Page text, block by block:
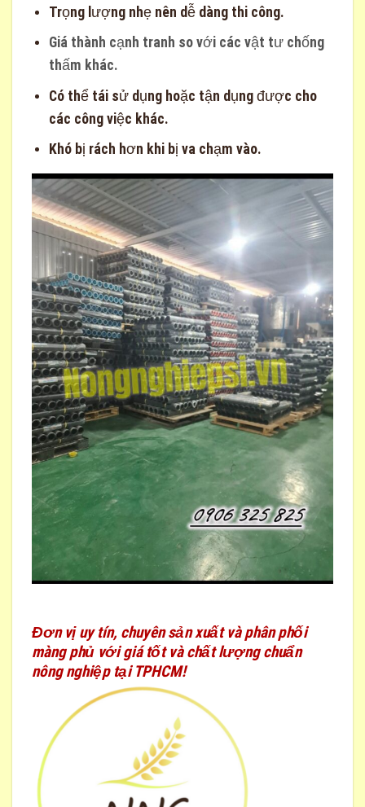
Trọng lượng nhẹ nên dễ dàng thi công.
Giá thành cạnh tranh so với các vật tư chống
thấm khác.
Có thể tái sử dụng hoặc tận dụng được cho
các công việc khác.
Khó bị rách hơn khi bị va chạm vào.
Đơn vị uy tín, chuyên sản xuất và phân phối
màng phủ với giá tốt và chất lượng chuẩn
nông nghiệp tại TPHCM!